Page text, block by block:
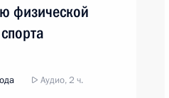
физической
Аудио, 2 ч.